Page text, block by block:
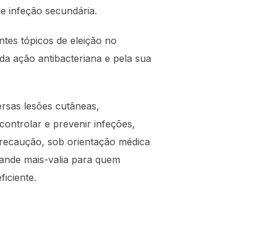
infeção secundária.
tópicos de eleição no
ação antibacteriana e pela sua
lesões cutâneas,
e prevenir infeções,
sob orientação médica
mais-valia para quem